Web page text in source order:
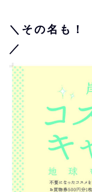
＼その名も！
／